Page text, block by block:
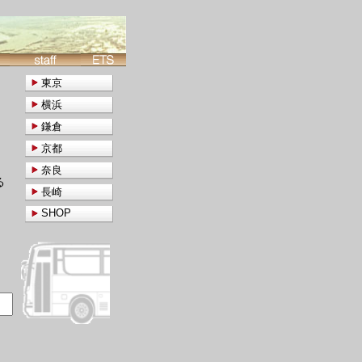
東京
横浜
鎌倉
京都
奈良
長崎
SHOP